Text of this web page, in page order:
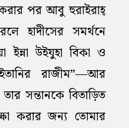
করার পর আবু হুরাইরাহ্‌
হাদীসের সমর্থনে
উইযুহা বিকা ও
রাজীম”—আর
সন্তানকে বিতাড়িত
করার জন্য তোমার